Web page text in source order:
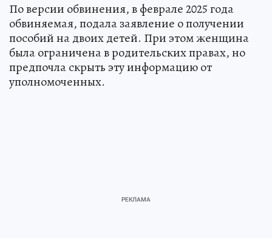
По версии обвинения, в феврале 2025 года
обвиняемая, подала заявление о получении
пособий на двоих детей. При этом женщина
была ограничена в родительских правах, но
предпочла скрыть эту информацию от
уполномоченных.